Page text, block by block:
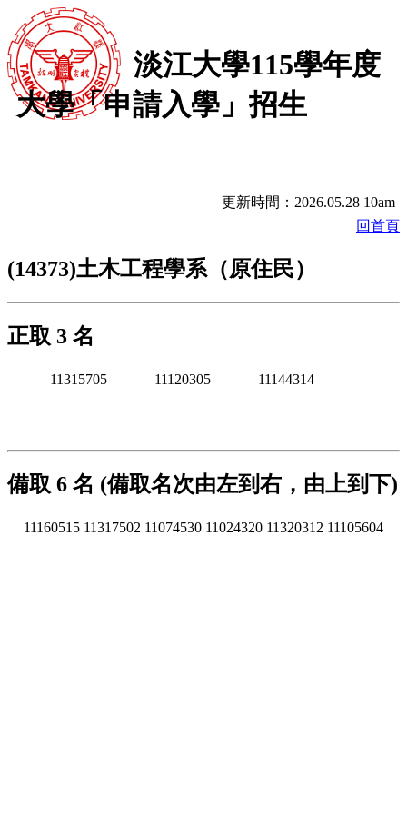
淡江大學115學年度
大學「申請入學」招生
更新時間：2026.05.28 10am
回首頁
(14373)土木工程學系（原住民）
正取 3 名
11315705 11120305 11144314
備取 6 名 (備取名次由左到右，由上到下)
11160515 11317502 11074530 11024320 11320312 11105604